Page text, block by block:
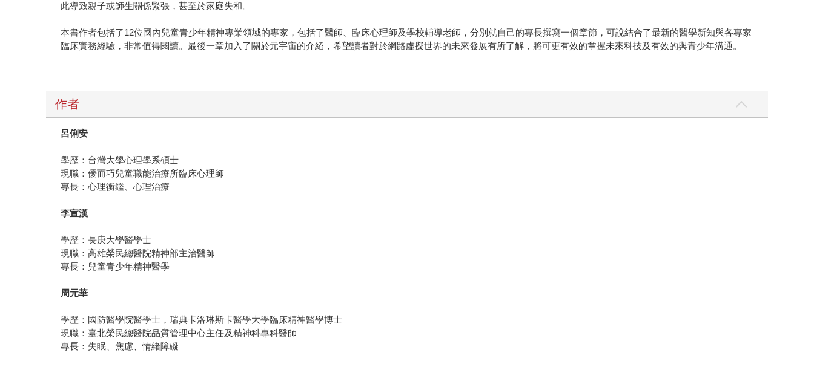
此導致親子或師生關係緊張，甚至於家庭失和。
本書作者包括了12位國內兒童青少年精神專業領域的專家，包括了醫師、臨床心理師及學校輔導老師，分別就自己的專長撰寫一個章節，可說結合了最新的醫學新知與各專家
臨床實務經驗，非常值得閱讀。最後一章加入了關於元宇宙的介紹，希望讀者對於網路虛擬世界的未來發展有所了解，將可更有效的掌握未來科技及有效的與青少年溝通。
作者
呂俐安
學歷：台灣大學心理學系碩士
現職：優而巧兒童職能治療所臨床心理師
專長：心理衡鑑、心理治療
李宣漢
學歷：長庚大學醫學士
現職：高雄榮民總醫院精神部主治醫師
專長：兒童青少年精神醫學
周元華
學歷：國防醫學院醫學士，瑞典卡洛琳斯卡醫學大學臨床精神醫學博士
現職：臺北榮民總醫院品質管理中心主任及精神科專科醫師
專長：失眠、焦慮、情緒障礙